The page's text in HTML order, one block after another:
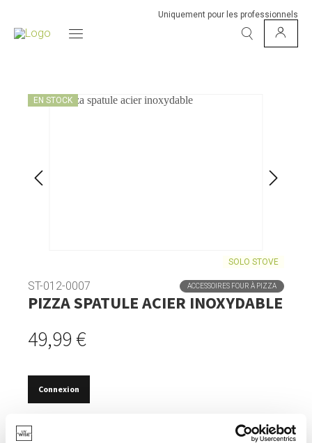
Uniquement pour les professionnels
EN STOCK
SOLO STOVE
ST-012-0007 ACCESSOIRES FOUR À PIZZA
PIZZA SPATULE ACIER INOXYDABLE
49,99 €
Connexion